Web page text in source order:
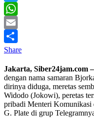
Twitter
WhatsApp
Email
Share
Jakarta, Siber24jam.com –
dengan nama samaran
dirinya diduga, meretas
Widodo (Jokowi), peretas
pribadi Menteri
G. Plate di grup